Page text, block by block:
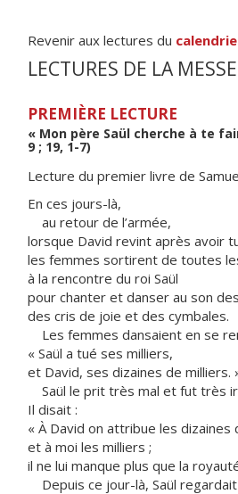
Revenir aux lectures du
LECTURES DE LA MESSE
PREMIÈRE LECTURE
« Mon père Saül cherche à te
9 ; 19, 1-7)
Lecture du premier livre de
En ces jours-là,
au retour de l’armée,
lorsque David revint après avoir
les femmes sortirent de toutes
à la rencontre du roi Saül
pour chanter et danser au son
des cris de joie et des cymbales.
Les femmes dansaient en se
« Saül a tué ses milliers,
et David, ses dizaines de milliers.
Saül le prit très mal et fut très
Il disait :
« À David on attribue les dizaines
et à moi les milliers ;
il ne lui manque plus que la
Depuis ce jour-là, Saül